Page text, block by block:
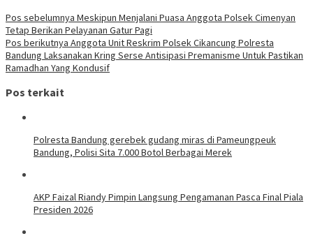
Pos sebelumnya Meskipun Menjalani Puasa Anggota Polsek Cimenyan
Tetap Berikan Pelayanan Gatur Pagi
Pos berikutnya Anggota Unit Reskrim Polsek Cikancung Polresta
Bandung Laksanakan Kring Serse Antisipasi Premanisme Untuk Pastikan
Ramadhan Yang Kondusif
Pos terkait
Polresta Bandung gerebek gudang miras di Pameungpeuk
Bandung, Polisi Sita 7.000 Botol Berbagai Merek
AKP Faizal Riandy Pimpin Langsung Pengamanan Pasca Final Piala
Presiden 2026